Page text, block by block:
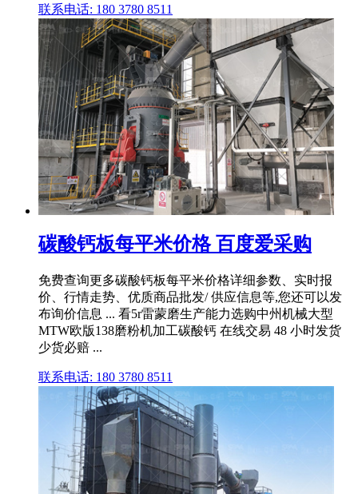
联系电话: 180 3780 8511
碳酸钙板每平米价格 百度爱采购
免费查询更多碳酸钙板每平米价格详细参数、实时报
价、行情走势、优质商品批发/ 供应信息等,您还可以发
布询价信息 ... 看5r雷蒙磨生产能力选购中州机械大型
MTW欧版138磨粉机加工碳酸钙 在线交易 48 小时发货
少货必赔 ...
联系电话: 180 3780 8511